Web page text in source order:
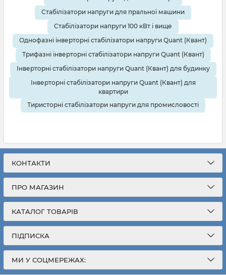
Стабілізатори напруги для пральної машини
Стабілізатори напруги 100 кВт і вище
Однофазні інверторні стабілізатори напруги Quant (Квант)
Трифазні інверторні стабілізатори напруги Quant (Квант)
Інверторні стабілізатори напруги Quant (Квант) для будинку
Інверторні стабілізатори напруги Quant (Квант) для
квартири
Тиристорні стабілізатори напруги для промисловості
КОНТАКТИ
ПРО МАГАЗИН
КАТАЛОГ ТОВАРІВ
ПІДПИСКА
МИ У СОЦМЕРЕЖАХ: